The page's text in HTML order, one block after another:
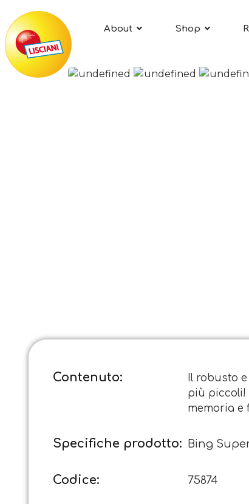
About Shop
Contenuto:
Il robusto
più piccoli!
memoria e
Specifiche prodotto: Bing
Codice: 75874